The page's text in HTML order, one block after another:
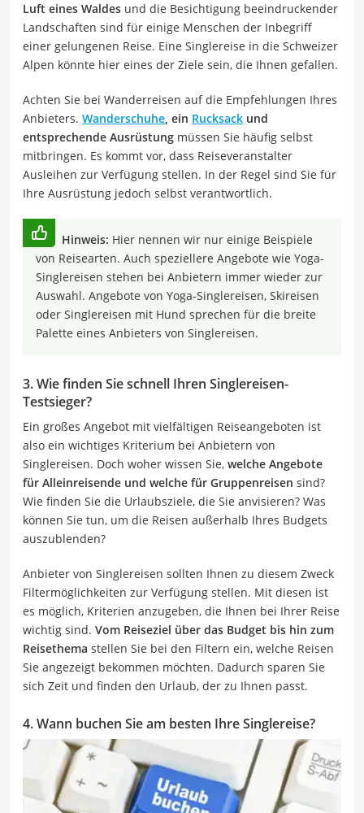
Luft eines Waldes und die Besichtigung beeindruckender
Landschaften sind für einige Menschen der Inbegriff
einer gelungenen Reise. Eine Singlereise in die Schweizer
Alpen könnte hier eines der Ziele sein, die Ihnen gefallen.
Achten Sie bei Wanderreisen auf die Empfehlungen Ihres
Anbieters. Wanderschuhe, ein Rucksack und
entsprechende Ausrüstung müssen Sie häufig selbst
mitbringen. Es kommt vor, dass Reiseveranstalter
Ausleihen zur Verfügung stellen. In der Regel sind Sie für
Ihre Ausrüstung jedoch selbst verantwortlich.
Hinweis: Hier nennen wir nur einige Beispiele
von Reisearten. Auch speziellere Angebote wie Yoga-
Singlereisen stehen bei Anbietern immer wieder zur
Auswahl. Angebote von Yoga-Singlereisen, Skireisen
oder Singlereisen mit Hund sprechen für die breite
Palette eines Anbieters von Singlereisen.
3. Wie finden Sie schnell Ihren Singlereisen-
Testsieger?
Ein großes Angebot mit vielfältigen Reiseangeboten ist
also ein wichtiges Kriterium bei Anbietern von
Singlereisen. Doch woher wissen Sie, welche Angebote
für Alleinreisende und welche für Gruppenreisen sind?
Wie finden Sie die Urlaubsziele, die Sie anvisieren? Was
können Sie tun, um die Reisen außerhalb Ihres Budgets
auszublenden?
Anbieter von Singlereisen sollten Ihnen zu diesem Zweck
Filtermöglichkeiten zur Verfügung stellen. Mit diesen ist
es möglich, Kriterien anzugeben, die Ihnen bei Ihrer Reise
wichtig sind. Vom Reiseziel über das Budget bis hin zum
Reisethema stellen Sie bei den Filtern ein, welche Reisen
Sie angezeigt bekommen möchten. Dadurch sparen Sie
sich Zeit und finden den Urlaub, der zu Ihnen passt.
4. Wann buchen Sie am besten Ihre Singlereise?